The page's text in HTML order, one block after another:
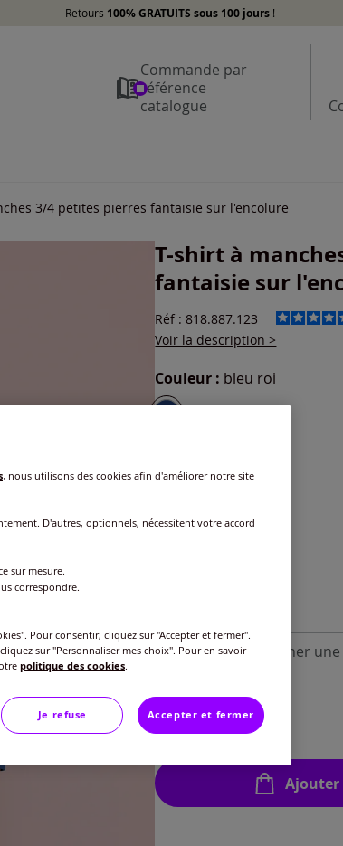
Retours 100% GRATUITS sous 100 jours !
Commande par
référence
catalogue
3/4 petites pierres fantaisie sur l'encolure
T-shirt à
fantaisie sur
Réf : 818.887.123
Voir la description >
Couleur : bleu roi
Choisir une couleur :
Veuillez sélectionner
40 -En stock
16€
Ajouter
, nous utilisons des cookies afin d'améliorer notre site
D'autres, optionnels, nécessitent votre accord
sur mesure.
correspondre.
Pour consentir, cliquez sur "Accepter et fermer".
sur "Personnaliser mes choix". Pour en savoir
politique des cookies.
Je refuse Accepter et fermer